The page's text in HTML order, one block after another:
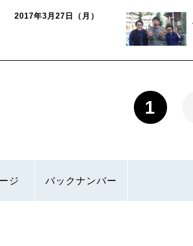
2017年3月27日（月）
1
ジ バックナンバー